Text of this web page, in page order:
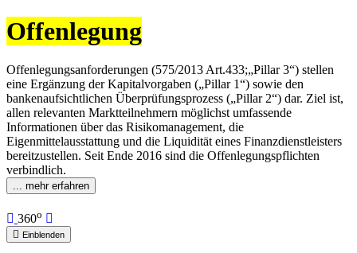
Offenlegung
Offenlegungsanforderungen (575/2013 Art.433;„Pillar 3“) stellen
eine Ergänzung der Kapitalvorgaben („Pillar 1“) sowie den
bankenaufsichtlichen Überprüfungsprozess („Pillar 2“) dar. Ziel ist,
allen relevanten Marktteilnehmern möglichst umfassende
Informationen über das Risikomanagement, die
Eigenmittelausstattung und die Liquidität eines Finanzdienstleisters
bereitzustellen. Seit Ende 2016 sind die Offenlegungspflichten
verbindlich.
... mehr erfahren
360o
Einblenden